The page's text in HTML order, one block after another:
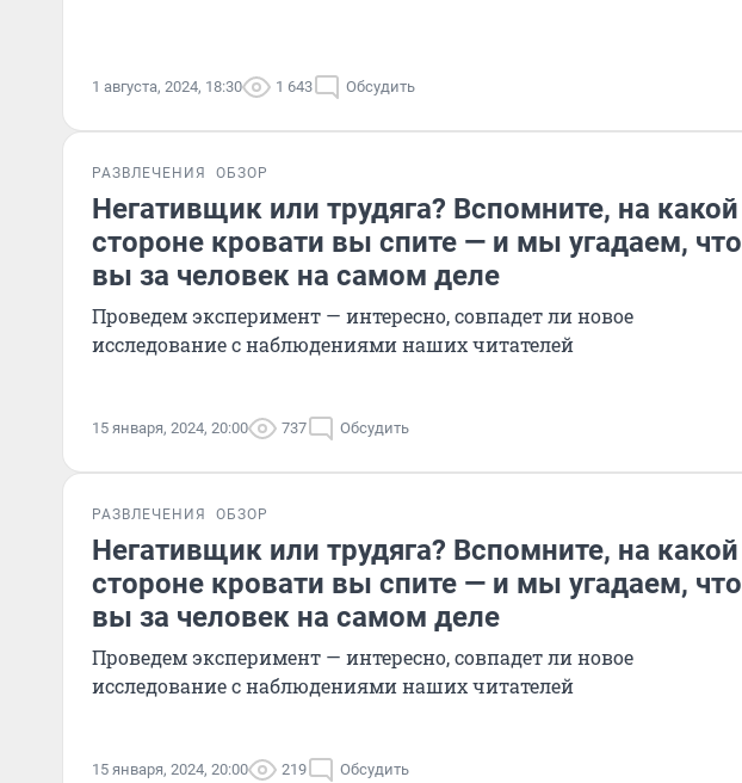
1 августа, 2024, 18:30 1 643 Обсудить
РАЗВЛЕЧЕНИЯ ОБЗОР
Негативщик или трудяга? Вспомните, на какой
стороне кровати вы спите — и мы угадаем, что
вы за человек на самом деле
Проведем эксперимент — интересно, совпадет ли новое
исследование с наблюдениями наших читателей
15 января, 2024, 20:00 737 Обсудить
РАЗВЛЕЧЕНИЯ ОБЗОР
Негативщик или трудяга? Вспомните, на какой
стороне кровати вы спите — и мы угадаем, что
вы за человек на самом деле
Проведем эксперимент — интересно, совпадет ли новое
исследование с наблюдениями наших читателей
15 января, 2024, 20:00 219 Обсудить